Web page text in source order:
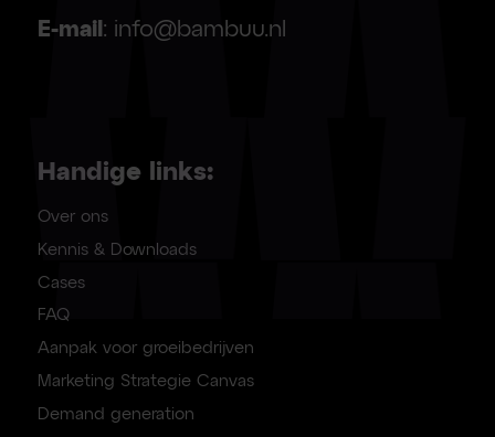
E-mail : info@bambuu.nl
Handige links:
Over ons
Kennis & Downloads
Cases
FAQ
Aanpak voor groeibedrijven
Marketing Strategie Canvas
Demand generation